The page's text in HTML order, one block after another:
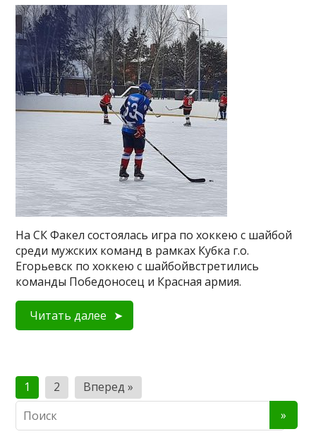
На СК Факел состоялась игра по хоккею с шайбой
среди мужских команд в рамках Кубка г.о.
Егорьевск по хоккею с шайбойвстретились
команды Победоносец и Красная армия.
Читать далее
Пагинация
записей
1 2 Вперед »